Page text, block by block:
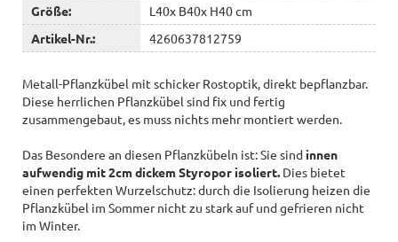
Größe:
L40x B40x H40 cm
Artikel-Nr.:
4260637812759
Metall-Pflanzkübel mit schicker Rostoptik, direkt bepflanzbar.
Diese herrlichen Pflanzkübel sind fix und fertig
zusammengebaut, es muss nichts mehr montiert werden.
Das Besondere an diesen Pflanzkübeln ist: Sie sind innen
aufwendig mit 2cm dickem Styropor isoliert. Dies bietet
einen perfekten Wurzelschutz: durch die Isolierung heizen die
Pflanzkübel im Sommer nicht zu stark auf und gefrieren nicht
im Winter.